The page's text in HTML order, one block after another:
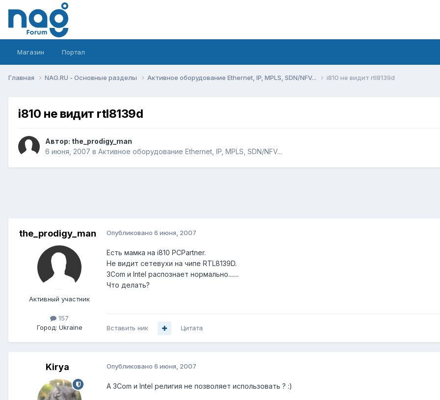
Магазин Портал
Главная NAG.RU - Основные разделы Активное оборудование Ethernet, IP, MPLS, SDN/NFV... i810 не видит rtl8139d
i810 не видит rtl8139d
Автор: the_prodigy_man
6 июня, 2007 в Активное оборудование Ethernet, IP, MPLS, SDN/NFV...
the_prodigy_man
Активный участник
157
Город: Ukraine
Опубликовано 6 июня, 2007
Есть мамка на i810 PCPartner.
Не видит сетевухи на чипе RTL8139D.
3Com и Intel распознает нормально.......
Что делать?
Вставить ник Цитата
Kirya Опубликовано 6 июня, 2007
А 3Com и Intel религия не позволяет использовать ? :)